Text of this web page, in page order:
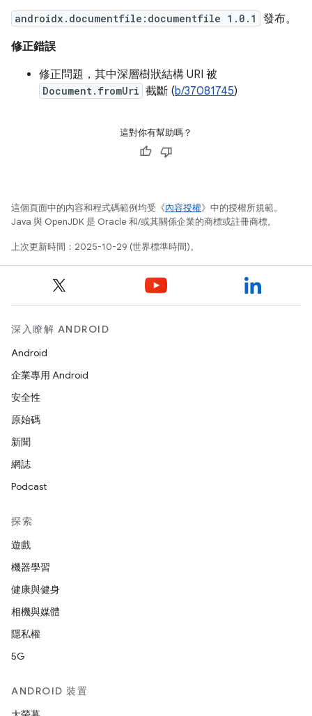
androidx.documentfile:documentfile 1.0.1
發布。
修正錯誤
修正問題，其中深層樹狀結構 URI 被
Document.fromUri 截斷 (b/37081745)
這對你有幫助嗎？
這個頁面中的內容和程式碼範例均受《內容授權》中的授權所規範。
Java 與 OpenJDK 是 Oracle 和/或其關係企業的商標或註冊商標。
上次更新時間：2025-10-29 (世界標準時間)。
深入瞭解 ANDROID
Android
企業專用 Android
安全性
原始碼
新聞
網誌
Podcast
探索
遊戲
機器學習
健康與健身
相機與媒體
隱私權
5G
ANDROID 裝置